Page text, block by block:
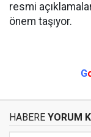
resmi
önem taşıyor.
G
HABERE YORUM